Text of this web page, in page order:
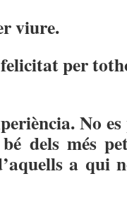
viure.
per
No
dels més
a qui